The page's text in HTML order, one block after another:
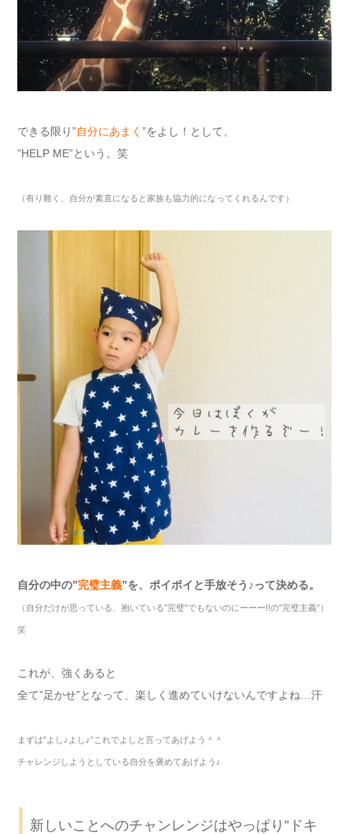
できる限り”自分にあまく ”をよし！として、
”HELP ME”という。笑
（有り難く、自分が素直になると家族も協力的になってくれるんです）
自分の中の”完璧主義”を、ポイポイと手放そう♪って決める。
（自分だけが思っている、抱いている”完璧”でもないのにーーー!!の”完璧主義”）
笑
これが、強くあると
全て”足かせ”となって、楽しく進めていけないんですよね…汗
まずは”よし ♪ よし ♪”これでよしと言ってあげよう＾＾
チャレンジしようとしている自分を褒めてあげよう ♪
新しいことへのチャンレンジはやっぱり”ドキ